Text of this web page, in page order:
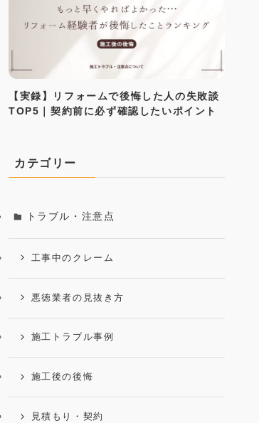
【実録】リフォームで後悔した人の失敗談
TOP5｜契約前に必ず確認したいポイント
カテゴリー
トラブル・注意点
工事中のクレーム
悪徳業者の見抜き方
施工トラブル事例
施工後の後悔
見積もり・契約